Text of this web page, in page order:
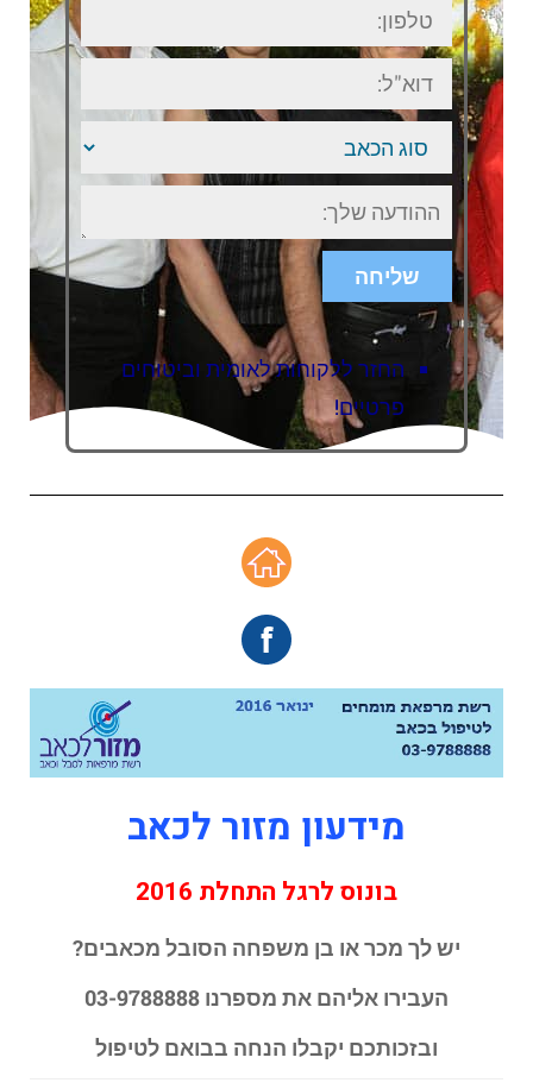
דוא"ל:
סוג
הכאב
ישוב
או
אזור
בארץ
שליחה
החזר ללקוחות לאומית וביטוחים
פרטיים!
מידעון מזור לכאב
בונוס לרגל התחלת 2016
יש לך מכר או בן משפחה הסובל מכאבים?
העבירו אליהם את מספרנו 03-9788888
ובזכותכם יקבלו הנחה בבואם לטיפול